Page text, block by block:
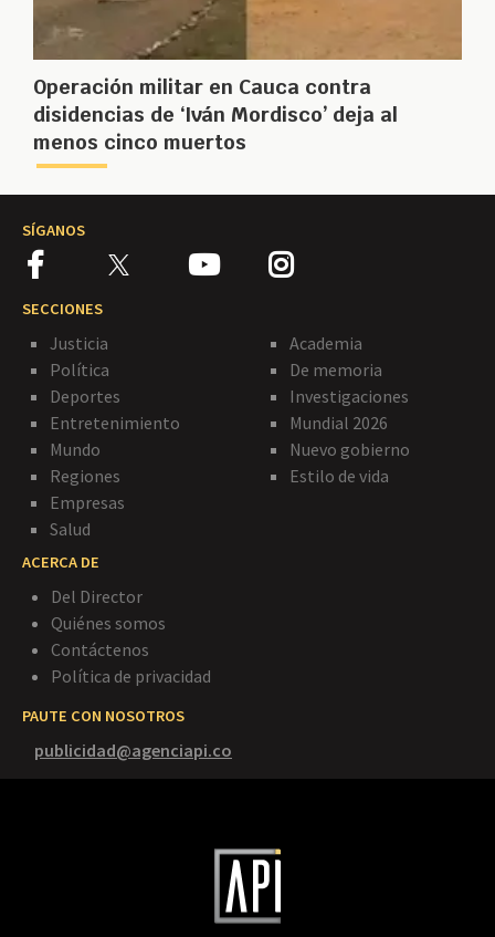
Operación militar en Cauca contra
disidencias de ‘Iván Mordisco’ deja al
menos cinco muertos
SÍGANOS
SECCIONES
Justicia
Política
Deportes
Entretenimiento
Mundo
Regiones
Empresas
Salud
Academia
De memoria
Investigaciones
Mundial 2026
Nuevo gobierno
Estilo de vida
ACERCA DE
Del Director
Quiénes somos
Contáctenos
Política de privacidad
PAUTE CON NOSOTROS
publicidad@agenciapi.co